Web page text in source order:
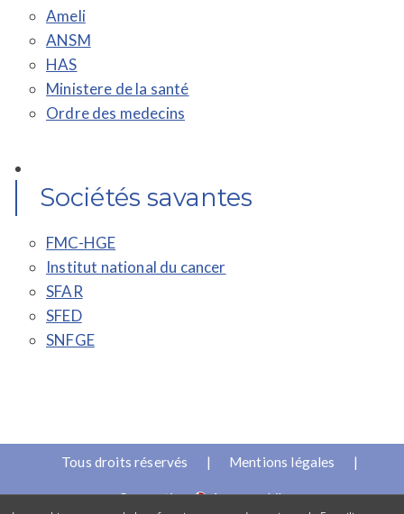
Ameli
ANSM
HAS
Ministere de la santé
Ordre des medecins
Sociétés savantes
FMC-HGE
Institut national du cancer
SFAR
SFED
SNFGE
Tous droits réservés | Mentions légales |
Conception Anamorphik